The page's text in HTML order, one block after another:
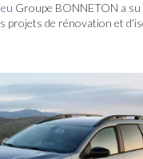
Groupe BONNETON a
projets de rénovation et